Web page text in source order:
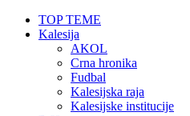
TOP TEME
Kalesija
AKOL
Crna hronika
Fudbal
Kalesijska raja
Kalesijske institucije